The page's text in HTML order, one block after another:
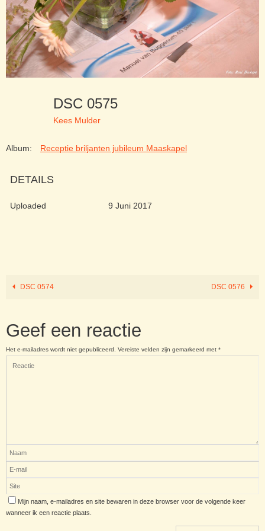
DSC 0575
Kees Mulder
Album: Receptie briljanten jubileum Maaskapel
DETAILS
Uploaded 9 Juni 2017
DSC 0574 DSC 0576
Geef een reactie
Het e-mailadres wordt niet gepubliceerd. Vereiste velden zijn gemarkeerd met *
Mijn naam, e-mailadres en site bewaren in deze browser voor de volgende keer
wanneer ik een reactie plaats.